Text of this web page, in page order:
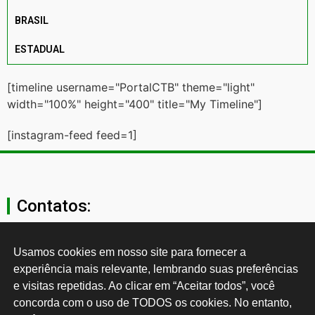
BRASIL
ESTADUAL
[timeline username="PortalCTB" theme="light"
width="100%" height="400" title="My Timeline"]
[instagram-feed feed=1]
Contatos:
secgeral@ctb.org.br
11 3874-0040
Rua Cardoso de Almeida, 1843, Sumaré São Paulo - SP -
Usamos cookies em nosso site para fornecer a
experiência mais relevante, lembrando suas preferências
e visitas repetidas. Ao clicar em “Aceitar todos”, você
concorda com o uso de TODOS os cookies. No entanto,